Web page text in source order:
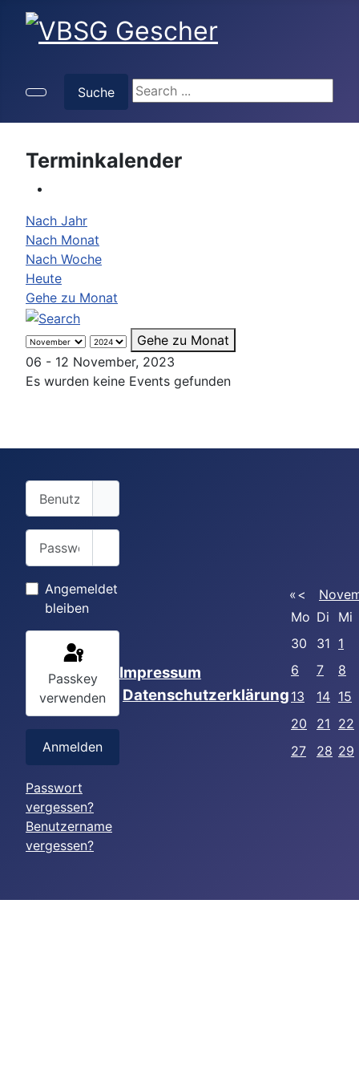
Suche
Suche
Terminkalender
Nach Jahr
Nach Monat
Nach Woche
Heute
Gehe zu Monat
Gehe zu Monat
06 - 12 November, 2023
Es wurden keine Events gefunden
Angemeldet
bleiben
Passkey
verwenden
Anmelden
Passwort
vergessen?
Benutzername
vergessen?
Impressum
Datenschutzerklärung
«<
Mo Di
Mi
30
31 1
6
7
8
13
14 15
20
21 22
27
28 29